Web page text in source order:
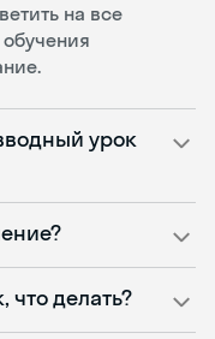
на все
урок
что делать?